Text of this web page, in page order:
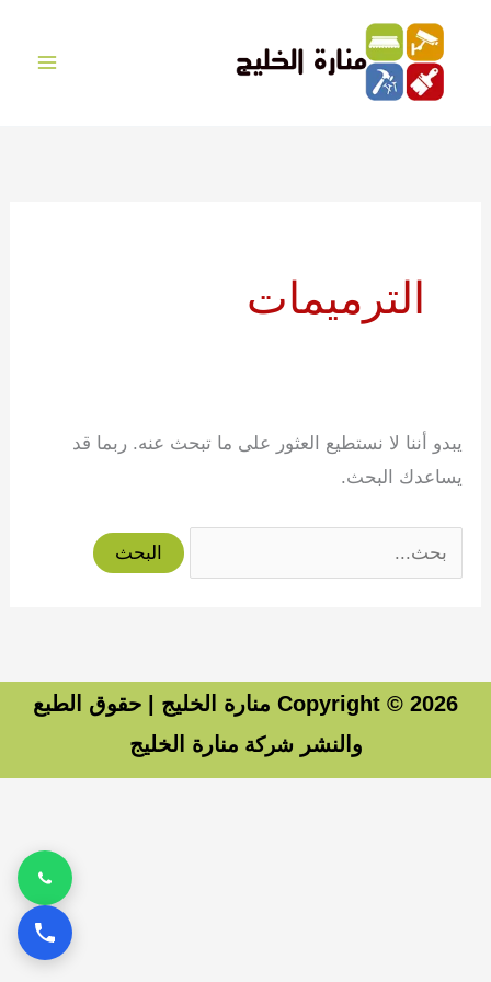
المحتوى
الترميمات
يبدو أننا لا نستطيع العثور على ما تبحث عنه. ربما قد
يساعدك البحث.
عن:
Copyright © 2026 منارة الخليج | حقوق الطبع
والنشر شركة منارة الخليج